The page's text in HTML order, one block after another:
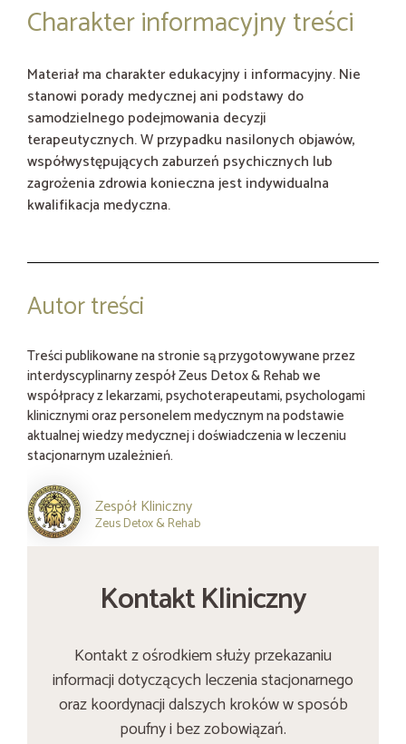
Charakter informacyjny treści
Materiał ma charakter edukacyjny i informacyjny. Nie
stanowi porady medycznej ani podstawy do
samodzielnego podejmowania decyzji
terapeutycznych. W przypadku nasilonych objawów,
współwystępujących zaburzeń psychicznych lub
zagrożenia zdrowia konieczna jest indywidualna
kwalifikacja medyczna.
Autor treści
Treści publikowane na stronie są przygotowywane przez
interdyscyplinarny zespół Zeus Detox & Rehab we
współpracy z lekarzami, psychoterapeutami, psychologami
klinicznymi oraz personelem medycznym na podstawie
aktualnej wiedzy medycznej i doświadczenia w leczeniu
stacjonarnym uzależnień.
Zespół Kliniczny
Zeus Detox & Rehab
Kontakt Kliniczny
Kontakt z ośrodkiem służy przekazaniu
informacji dotyczących leczenia stacjonarnego
oraz koordynacji dalszych kroków w sposób
poufny i bez zobowiązań.